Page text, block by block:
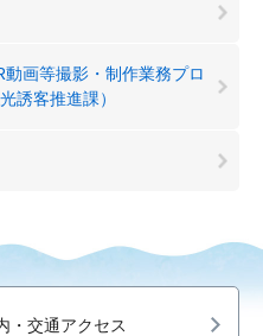
画等撮影・制作業務プロ
誘客推進課）
・交通アクセス